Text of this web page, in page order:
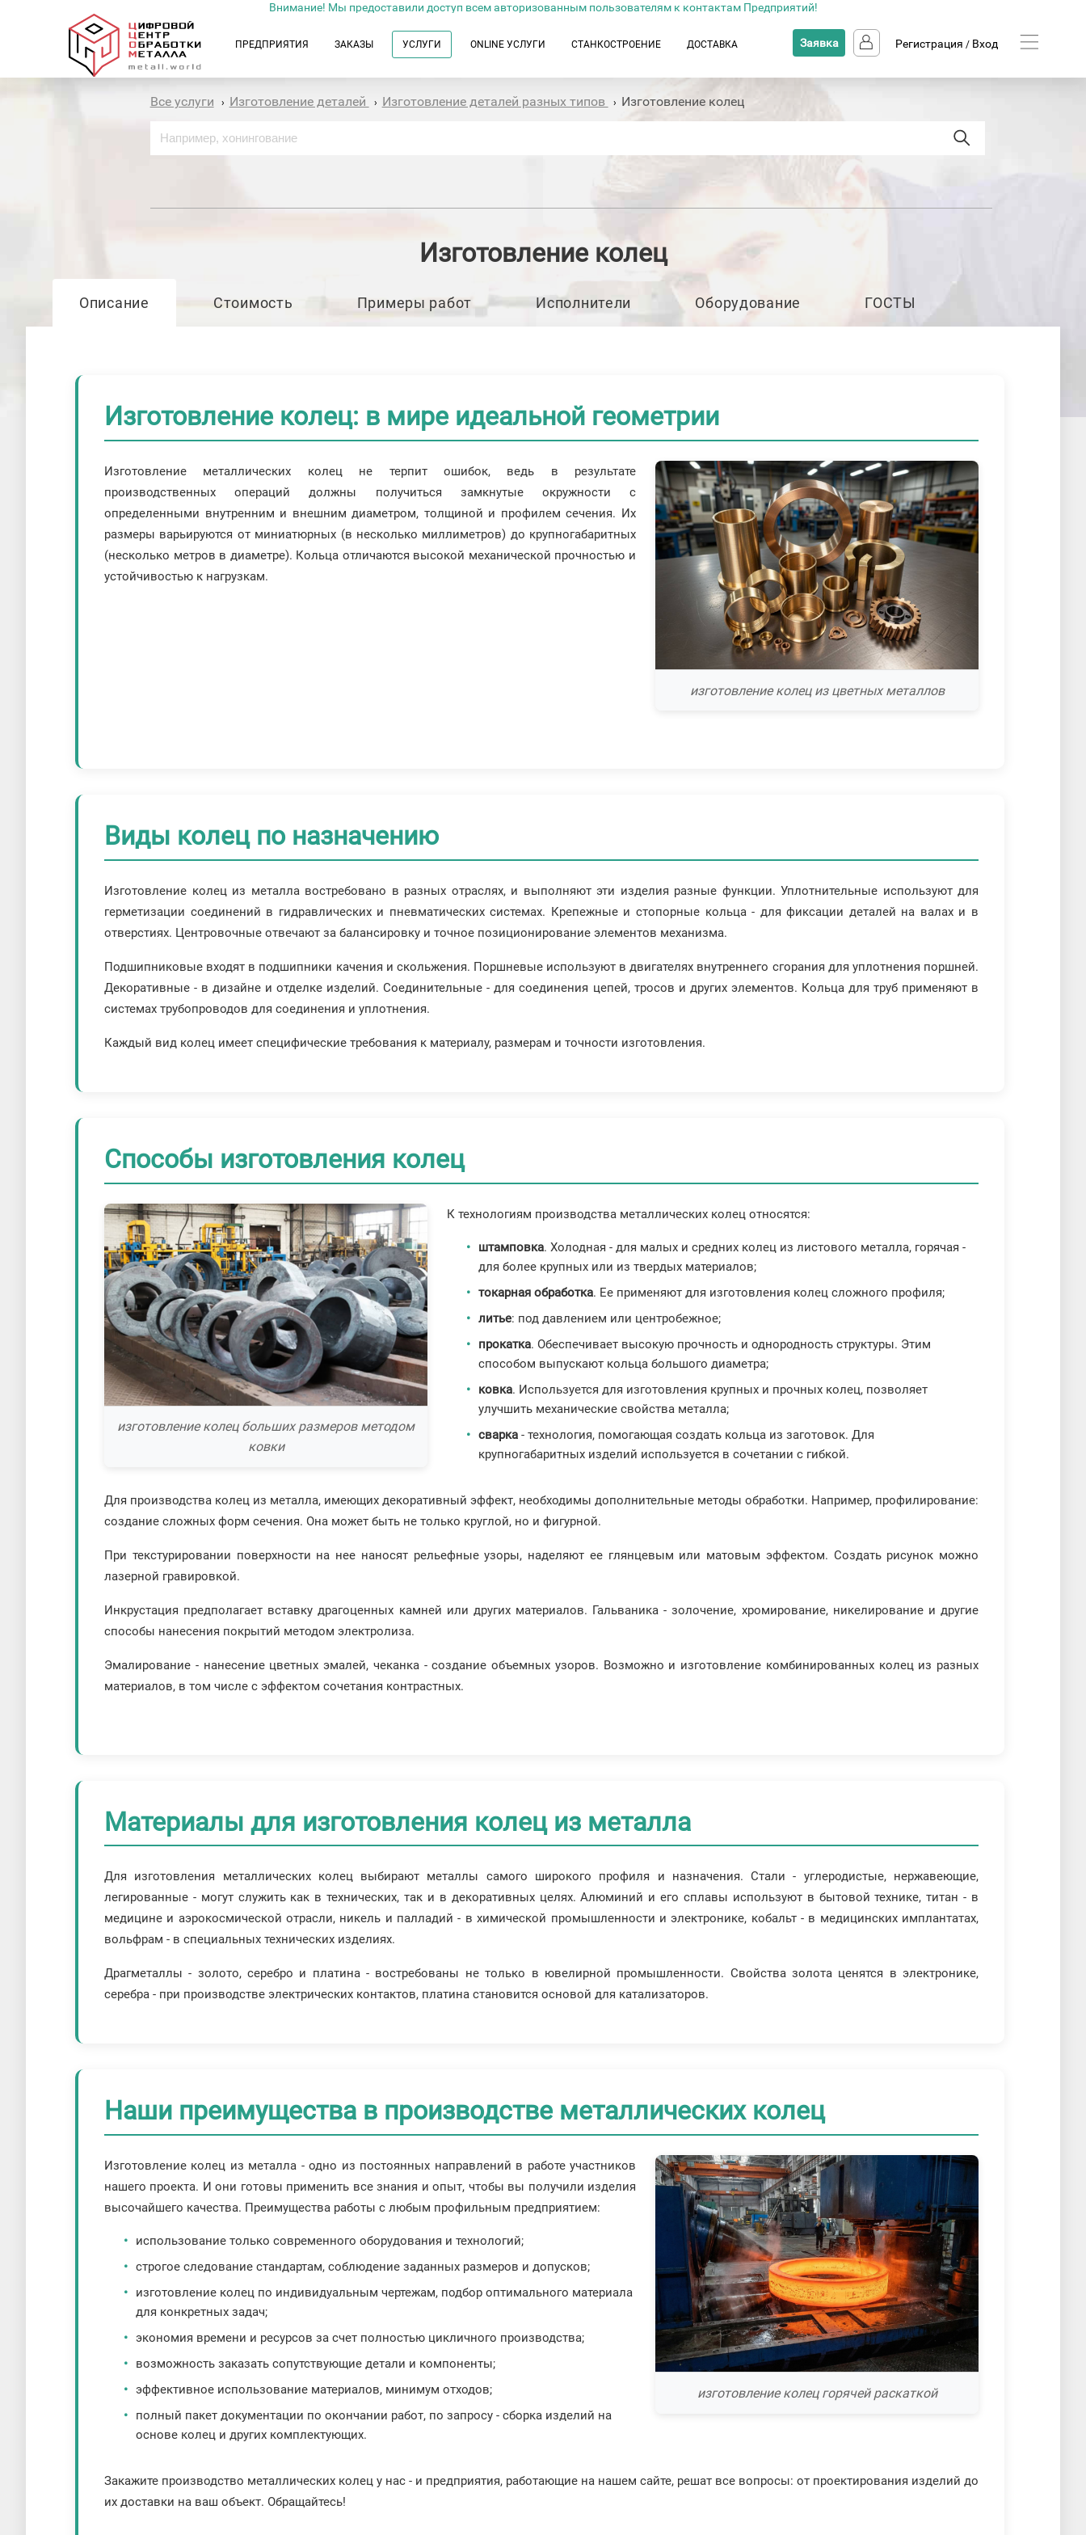
Внимание! Мы предоставили доступ всем авторизованным пользователям к контактам Предприятий!
ПРЕДПРИЯТИЯ ЗАКАЗЫ УСЛУГИ ONLINE УСЛУГИ СТАНКОСТРОЕНИЕ ДОСТАВКА Заявка Регистрация / Вход
Все услуги › Изготовление деталей › Изготовление деталей разных типов › Изготовление колец
Изготовление колец
Описание Стоимость Примеры работ Исполнители Оборудование ГОСТЫ
Изготовление колец: в мире идеальной геометрии
изготовление колец из цветных металлов
Изготовление металлических колец не терпит ошибок, ведь в результате
производственных операций должны получиться замкнутые окружности с
определенными внутренним и внешним диаметром, толщиной и профилем сечения. Их
размеры варьируются от миниатюрных (в несколько миллиметров) до крупногабаритных
(несколько метров в диаметре). Кольца отличаются высокой механической прочностью и
устойчивостью к нагрузкам.
Виды колец по назначению
Изготовление колец из металла востребовано в разных отраслях, и выполняют эти изделия разные функции. Уплотнительные используют для
герметизации соединений в гидравлических и пневматических системах. Крепежные и стопорные кольца - для фиксации деталей на валах и в
отверстиях. Центровочные отвечают за балансировку и точное позиционирование элементов механизма.
Подшипниковые входят в подшипники качения и скольжения. Поршневые используют в двигателях внутреннего сгорания для уплотнения поршней.
Декоративные - в дизайне и отделке изделий. Соединительные - для соединения цепей, тросов и других элементов. Кольца для труб применяют в
системах трубопроводов для соединения и уплотнения.
Каждый вид колец имеет специфические требования к материалу, размерам и точности изготовления.
Способы изготовления колец
изготовление колец больших размеров методом
ковки
К технологиям производства металлических колец относятся:
штамповка. Холодная - для малых и средних колец из листового металла, горячая -
для более крупных или из твердых материалов;
токарная обработка. Ее применяют для изготовления колец сложного профиля;
литье: под давлением или центробежное;
прокатка. Обеспечивает высокую прочность и однородность структуры. Этим
способом выпускают кольца большого диаметра;
ковка. Используется для изготовления крупных и прочных колец, позволяет
улучшить механические свойства металла;
сварка- технология, помогающая создать кольца из заготовок. Для
крупногабаритных изделий используется в сочетании с гибкой.
Для производства колец из металла, имеющих декоративный эффект, необходимы дополнительные методы обработки. Например, профилирование:
создание сложных форм сечения. Она может быть не только круглой, но и фигурной.
При текстурировании поверхности на нее наносят рельефные узоры, наделяют ее глянцевым или матовым эффектом. Создать рисунок можно
лазерной гравировкой.
Инкрустация предполагает вставку драгоценных камней или других материалов. Гальваника - золочение, хромирование, никелирование и другие
способы нанесения покрытий методом электролиза.
Эмалирование - нанесение цветных эмалей, чеканка - создание объемных узоров. Возможно и изготовление комбинированных колец из разных
материалов, в том числе с эффектом сочетания контрастных.
Материалы для изготовления колец из металла
Для изготовления металлических колец выбирают металлы самого широкого профиля и назначения. Стали - углеродистые, нержавеющие,
легированные - могут служить как в технических, так и в декоративных целях. Алюминий и его сплавы используют в бытовой технике, титан - в
медицине и аэрокосмической отрасли, никель и палладий - в химической промышленности и электронике, кобальт - в медицинских имплантатах,
вольфрам - в специальных технических изделиях.
Драгметаллы - золото, серебро и платина - востребованы не только в ювелирной промышленности. Свойства золота ценятся в электронике,
серебра - при производстве электрических контактов, платина становится основой для катализаторов.
Наши преимущества в производстве металлических колец
изготовление колец горячей раскаткой
Изготовление колец из металла - одно из постоянных направлений в работе участников
нашего проекта. И они готовы применить все знания и опыт, чтобы вы получили изделия
высочайшего качества. Преимущества работы с любым профильным предприятием:
использование только современного оборудования и технологий;
строгое следование стандартам, соблюдение заданных размеров и допусков;
изготовление колец по индивидуальным чертежам, подбор оптимального материала
для конкретных задач;
экономия времени и ресурсов за счет полностью цикличного производства;
возможность заказать сопутствующие детали и компоненты;
эффективное использование материалов, минимум отходов;
полный пакет документации по окончании работ, по запросу - сборка изделий на
основе колец и других комплектующих.
Закажите производство металлических колец у нас - и предприятия, работающие на нашем сайте, решат все вопросы: от проектирования изделий до
их доставки на ваш объект. Обращайтесь!